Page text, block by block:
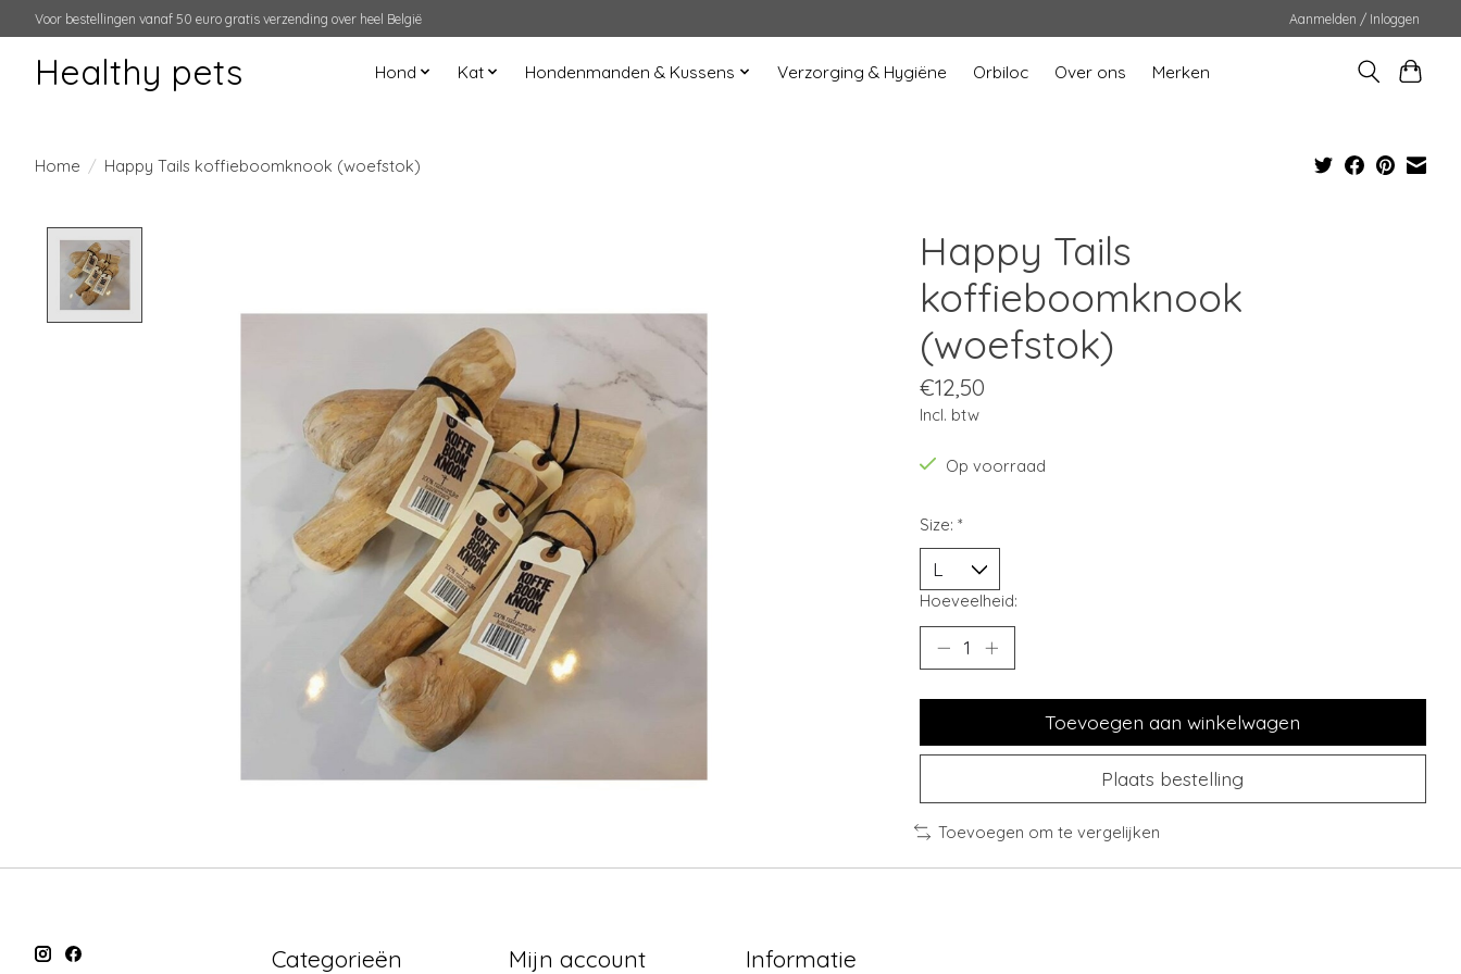
Voor bestellingen vanaf 50 euro gratis verzending over heel België Aanmelden / Inloggen
Healthy pets Hond Kat Hondenmanden & Kussens Verzorging & Hygiëne Orbiloc Over ons Merken
Home / Happy Tails koffieboomknook (woefstok)
Happy Tails
koffieboomknook
(woefstok)
€12,50
Incl. btw
Op voorraad
Size: *
Hoeveelheid:
Toevoegen aan winkelwagen
Plaats bestelling
Toevoegen om te vergelijken
Categorieën Mijn account Informatie